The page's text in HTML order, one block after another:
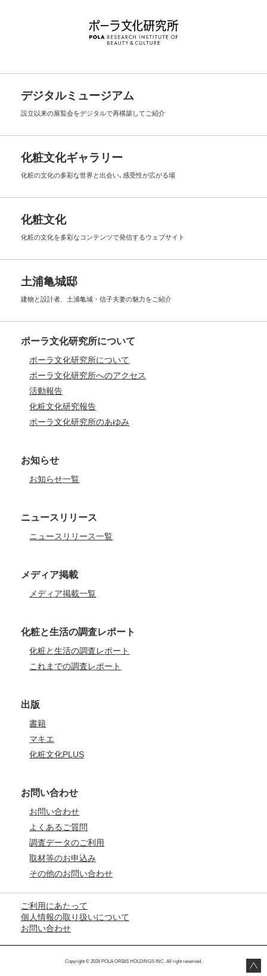
デジタルミュージアム
設立以来の展覧会をデジタルで再構築してご紹介
化粧文化ギャラリー
化粧の文化の多彩な世界と出会い､ 感受性が広がる場
化粧文化
化粧の文化を多彩なコンテンツで発信するウェブサイト
土浦亀城邸
建物と設計者、土浦亀城・信子夫妻の魅力をご紹介
ポーラ文化研究所について
ポーラ文化研究所について
ポーラ文化研究所へのアクセス
活動報告
化粧文化研究報告
ポーラ文化研究所のあゆみ
お知らせ
お知らせ一覧
ニュースリリース
ニュースリリース一覧
メディア掲載
メディア掲載一覧
化粧と生活の調査レポート
化粧と生活の調査レポート
これまでの調査レポート
出版
書籍
マキエ
化粧文化PLUS
お問い合わせ
お問い合わせ
よくあるご質問
調査データのご利用
取材等のお申込み
その他のお問い合わせ
ご利用にあたって
個人情報の取り扱いについて
お問い合わせ
Copyright © 2026 POLA ORBIS HOLDINGS INC. All right reserved.